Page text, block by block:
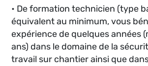
• De formation technicien (type
équivalent au minimum, vous
expérience de quelques années
ans) dans le domaine de la
travail sur chantier ainsi que